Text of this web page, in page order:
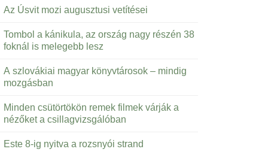
Az Úsvit mozi augusztusi vetítései
Tombol a kánikula, az ország nagy részén 38
foknál is melegebb lesz
A szlovákiai magyar könyvtárosok – mindig
mozgásban
Minden csütörtökön remek filmek várják a
nézőket a csillagvizsgálóban
Este 8-ig nyitva a rozsnyói strand